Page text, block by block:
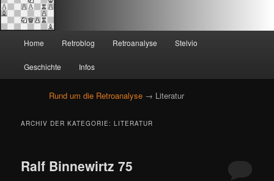
Zum
primären
Inhalt
springen
Zum
sekundären
Inhalt
springen
Home Retroblog Retroanalyse Stelvio
Geschichte Infos
Rund um die Retroanalyse → Literatur
ARCHIV DER KATEGORIE:LITERATUR
Ralf Binnewirtz 75